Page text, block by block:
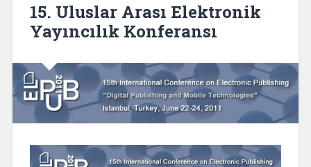
15. Uluslar Arası Elektronik
Yayıncılık Konferansı